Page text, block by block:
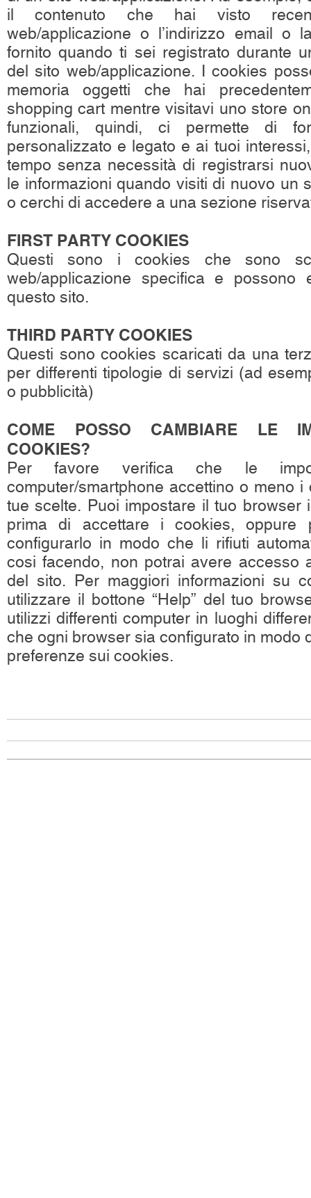
il contenuto che hai visto
web/applicazione o l’indirizzo email o
fornito quando ti sei registrato durante
del sito web/applicazione. I cookies
memoria oggetti che hai
shopping cart mentre visitavi uno store
funzionali, quindi, ci permette di
personalizzato e legato e ai tuoi
tempo senza necessità di registrarsi
le informazioni quando visiti di nuovo un
o cerchi di accedere a una sezione
FIRST PARTY COOKIES
Questi sono i cookies che sono
web/applicazione specifica e
questo sito.
THIRD PARTY COOKIES
Questi sono cookies scaricati da una
per differenti tipologie di servizi (ad
o pubblicità)
COME POSSO CAMBIARE LE
COOKIES?
Per favore verifica che le
computer/smartphone accettino o meno
tue scelte. Puoi impostare il tuo browser
prima di accettare i cookies, oppure
configurarlo in modo che li rifiuti
cosi facendo, non potrai avere accesso
del sito. Per maggiori informazioni su
utilizzare il bottone “Help” del tuo
utilizzi differenti computer in luoghi
che ogni browser sia configurato in modo
preferenze sui cookies.